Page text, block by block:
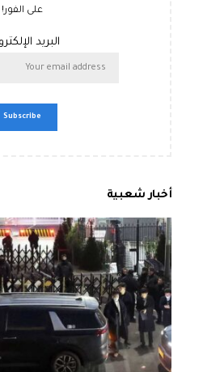
على الفور!
البريد
أخبار شعبية